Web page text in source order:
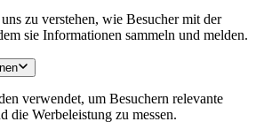
zu verstehen, wie Besucher mit der
sie Informationen sammeln und melden.
verwendet, um Besuchern relevante
die Werbeleistung zu messen.